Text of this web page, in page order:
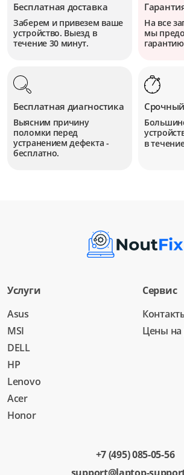
Бесплатная доставка
Заберем и привезем ваше
устройство. Выезд в
течение 30 минут.
На все
мы
Бесплатная диагностика
Выясним причину
поломки перед
устранением дефекта -
бесплатно.
в
Услуги
Asus
MSI
DELL
HP
Lenovo
Acer
Honor
Сервис
Цены на
+7 (495) 085-05-56